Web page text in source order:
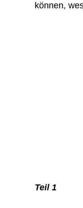
können,
Teil 1